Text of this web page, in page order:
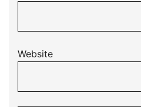
Website